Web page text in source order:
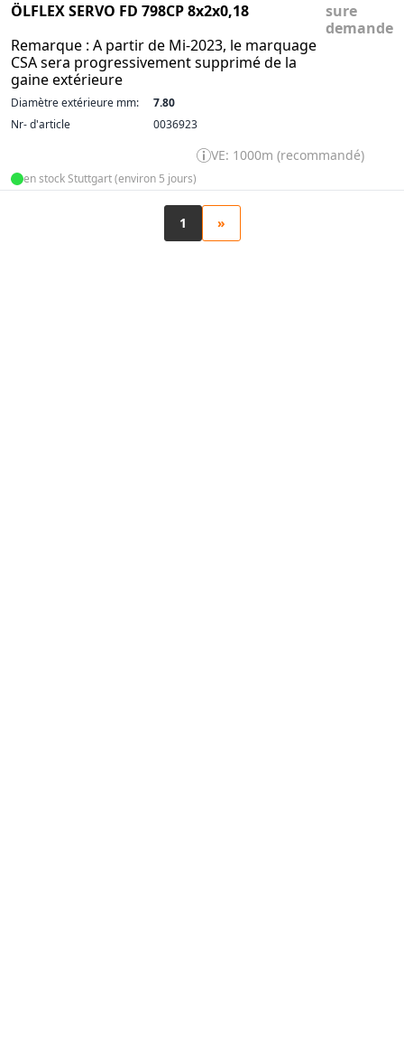
ÖLFLEX SERVO FD 798CP 8x2x0,18
Remarque : A partir de Mi-2023, le marquage
CSA sera progressivement supprimé de la
gaine extérieure
sure
demande
Diamètre extérieure mm:
7.80
Nr- d'article
0036923
VE: 1000m (recommandé)
en stock Stuttgart (environ 5 jours)
1 »